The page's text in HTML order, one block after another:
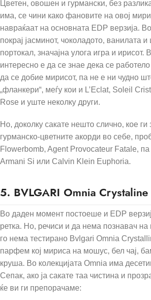
Цветен, овошен и гурмански, без
има, се чини како фановите на овој
навраќаат на основната EDP верзија.
покрај јасминот, чоколадото, ванилата и
портокал, значајна улога игра и ирисот.
интересно е да се знае дека се
да се добие мирисот, па не е ни чудно
„фланкери“, меѓу кои и L’Eclat, Soleil
Rose и уште неколку други.
Но, доколку сакате нешто слично, кое ги
гурманско-цветните акорди во себе,
Flowerbomb, Agent Provocateur Fatale,
Armani Si или Calvin Klein Euphoria.
5. BVLGARI Omnia Crystaline
Во даден момент постоеше и EDP
ретка. Но, речиси и да нема познавач
го нема тестирано Bvlgari Omnia
парфем кој мириса на мошус, бел чај,
круша. Во колекцијата Omnia има
Сепак, ако ја сакате таа чистина и
ќе ви ги препорачаме: